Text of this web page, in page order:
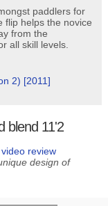
paddlers for
flip helps the novice
from the
all skill levels.
2) [2011]
blend 11'2
review
design of